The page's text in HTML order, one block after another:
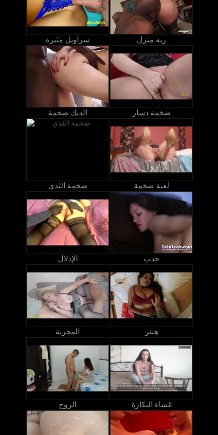
سراويل مثيرة ربه منزل
الديك ضخمة ضخمة دسار
ضخمة الثدي لعبة ضخمة
الإذلال حدب
المجرية هنتر
الزوج غشاء البكارة